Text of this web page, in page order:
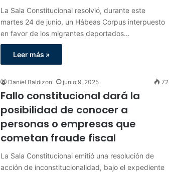
La Sala Constitucional resolvió, durante este
martes 24 de junio, un Hábeas Corpus interpuesto
en favor de los migrantes deportados…
Leer más »
Daniel Baldizon junio 9, 2025 72
Fallo constitucional dará la
posibilidad de conocer a
personas o empresas que
cometan fraude fiscal
La Sala Constitucional emitió una resolución de
acción de inconstitucionalidad, bajo el expediente